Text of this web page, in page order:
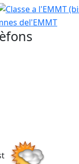
a l'EMMT (bis)